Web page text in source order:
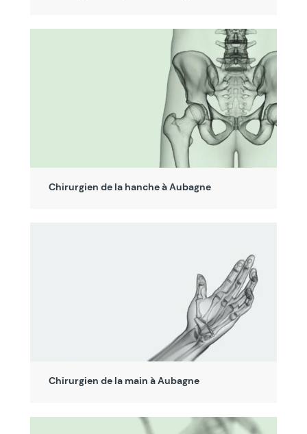
Chirurgien de la hanche à Aubagne
Chirurgien de la main à Aubagne